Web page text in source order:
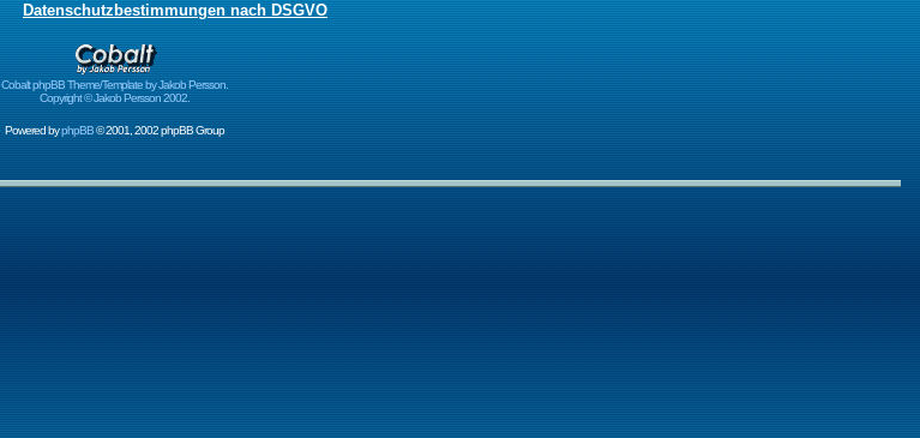
Datenschutzbestimmungen nach DSGVO
Cobalt phpBB Theme/Template by Jakob Persson.
Copyright © Jakob Persson 2002.
Powered byphpBB© 2001, 2002 phpBB Group